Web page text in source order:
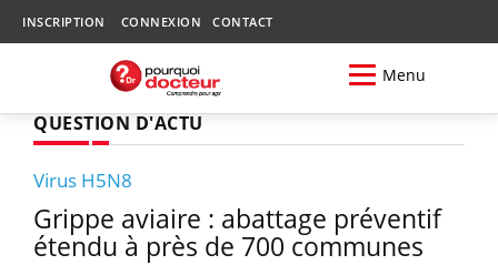
INSCRIPTION CONNEXION CONTACT
Menu
QUESTION D'ACTU
Virus H5N8
Grippe aviaire : abattage préventif
étendu à près de 700 communes